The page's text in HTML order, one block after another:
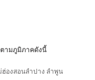
ตามภูมิภาคดังนี้
ฮ่องสอนลำปาง ลำพูน